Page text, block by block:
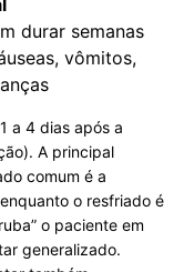
durar semanas
vômitos,
a 4 dias após a
A principal
comum é a
o resfriado é
o paciente em
generalizado.